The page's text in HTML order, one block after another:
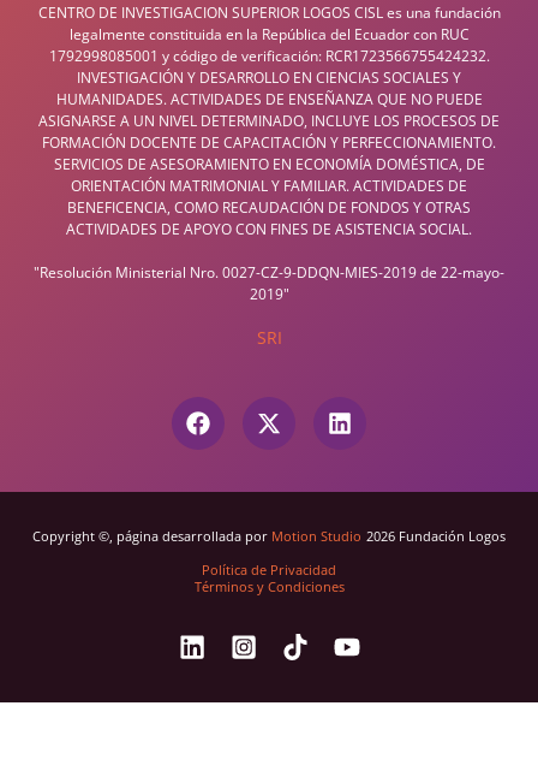
CENTRO DE INVESTIGACION SUPERIOR LOGOS CISL es una fundación
legalmente constituida en la República del Ecuador con RUC
1792998085001 y código de verificación: RCR1723566755424232.
INVESTIGACIÓN Y DESARROLLO EN CIENCIAS SOCIALES Y
HUMANIDADES. ACTIVIDADES DE ENSEÑANZA QUE NO PUEDE
ASIGNARSE A UN NIVEL DETERMINADO, INCLUYE LOS PROCESOS DE
FORMACIÓN DOCENTE DE CAPACITACIÓN Y PERFECCIONAMIENTO.
SERVICIOS DE ASESORAMIENTO EN ECONOMÍA DOMÉSTICA, DE
ORIENTACIÓN MATRIMONIAL Y FAMILIAR. ACTIVIDADES DE
BENEFICENCIA, COMO RECAUDACIÓN DE FONDOS Y OTRAS
ACTIVIDADES DE APOYO CON FINES DE ASISTENCIA SOCIAL.
"Resolución Ministerial Nro. 0027-CZ-9-DDQN-MIES-2019 de 22-mayo-
2019"
SRI
Copyright ©, página desarrollada por Motion Studio 2026 Fundación Logos
Política de Privacidad
Términos y Condiciones